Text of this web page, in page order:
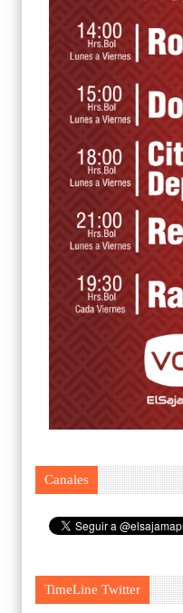
Canales
TimeLine Twitter